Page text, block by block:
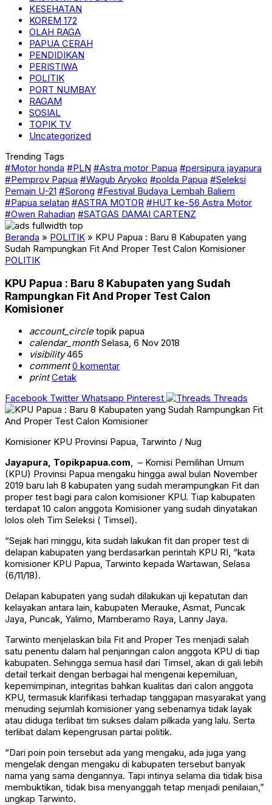
KESEHATAN
KOREM 172
OLAH RAGA
PAPUA CERAH
PENDIDIKAN
PERISTIWA
POLITIK
PORT NUMBAY
RAGAM
SOSIAL
TOPIK TV
Uncategorized
Trending Tags
#Motor honda #PLN #Astra motor Papua #persipura jayapura
#Pemprov Papua #Wagub Aryoko #polda Papua #Seleksi
Pemain U-21 #Sorong #Festival Budaya Lembah Baliem
#Papua selatan #ASTRA MOTOR #HUT ke-56 Astra Motor
#Owen Rahadian #SATGAS DAMAI CARTENZ
Beranda » POLITIK » KPU Papua : Baru 8 Kabupaten yang
Sudah Rampungkan Fit And Proper Test Calon Komisioner
POLITIK
KPU Papua : Baru 8 Kabupaten yang Sudah
Rampungkan Fit And Proper Test Calon
Komisioner
account_circletopik papua
calendar_monthSelasa, 6 Nov 2018
visibility465
comment 0 komentar
print Cetak
Facebook Twitter Whatsapp Pinterest Threads
Komisioner KPU Provinsi Papua, Tarwinto / Nug
Jayapura, Topikpapua.com, – Komisi Pemilihan Umum
(KPU) Provinsi Papua mengaku hingga awal bulan November
2019 baru lah 8 kabupaten yang sudah merampungkan Fit dan
proper test bagi para calon komisioner KPU. Tiap kabupaten
terdapat 10 calon anggota Komisioner yang sudah dinyatakan
lolos oleh Tim Seleksi ( Timsel).
“Sejak hari minggu, kita sudah lakukan fit dan proper test di
delapan kabupaten yang berdasarkan perintah KPU RI, “kata
komisioner KPU Papua, Tarwinto kepada Wartawan, Selasa
(6/11/18).
Delapan kabupaten yang sudah dilakukan uji kepatutan dan
kelayakan antara lain, kabupaten Merauke, Asmat, Puncak
Jaya, Puncak, Yalimo, Mamberamo Raya, Lanny Jaya.
Tarwinto menjelaskan bila Fit and Proper Tes menjadi salah
satu penentu dalam hal penjaringan calon anggota KPU di tiap
kabupaten. Sehingga semua hasil dari Timsel, akan di gali lebih
detail terkait dengan berbagai hal mengenai kepemiluan,
kepemimpinan, integritas bahkan kualitas dari calon anggota
KPU, termasuk klarifikasi terhadap tanggapan masyarakat yang
menuding sejumlah komisioner yang sebenarnya tidak layak
atau diduga terlibat tim sukses dalam pilkada yang lalu. Serta
terlibat dalam kepengrusan partai politik.
“Dari poin poin tersebut ada yang mengaku, ada juga yang
mengelak dengan mengaku di kabupaten tersebut banyak
nama yang sama dengannya. Tapi intinya selama dia tidak bisa
membuktikan, tidak bisa menyanggah tetap menjadi penilaian,”
ungkap Tarwinto.